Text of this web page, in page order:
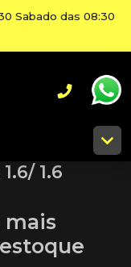
Sabado das 08:30
1.6
mais